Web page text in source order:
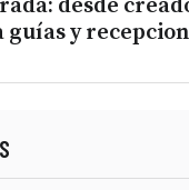
desde
guías y